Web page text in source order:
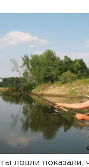
ловли показали,